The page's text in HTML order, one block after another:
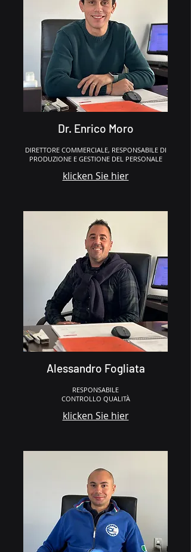
Dr. Enrico Moro
DIRETTORE COMMERCIALE, RESPONSABILE DI
PRODUZIONE E GESTIONE DEL PERSONALE
klicken Sie hier
Alessandro Fogliata
RESPONSABILE
CONTROLLO QUALITÀ
klicken Sie hier